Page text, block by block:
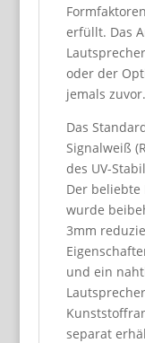
erfüllt. Das
oder der
jemals zuvor.
Das
Signalweiß
des UV-
Der beliebte
wurde
3mm
und ein
separat